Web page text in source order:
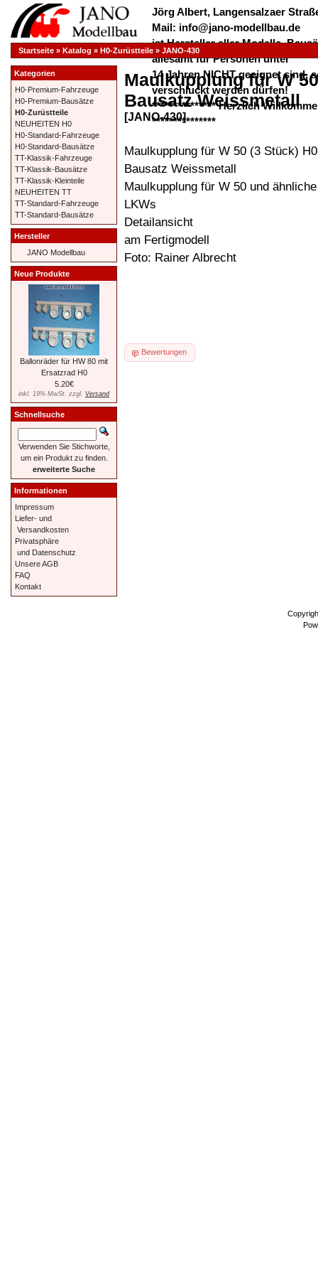
Jörg Albert, Langensalzaer
Mail: info@jano-modellbau.de
ist Hersteller aller Modelle,
allesamt für Personen unter
14 Jahren NICHT geeignet sind,
verschluckt werden dürfen!
*************** Herzlich
***************
Startseite » Katalog » H0-Zurüstteile » JANO-430
Maulkupplung für W
Bausatz Weissmetall
[JANO-430]
Maulkupplung für W 50 (3 Stück) H0
Bausatz Weissmetall
Maulkupplung für W 50 und ähnliche
LKWs
Detailansicht
am Fertigmodell
Foto: Rainer Albrecht
Bewertungen
Kategorien
H0-Premium-Fahrzeuge
H0-Premium-Bausätze
H0-Zurüstteile
NEUHEITEN H0
H0-Standard-Fahrzeuge
H0-Standard-Bausätze
TT-Klassik-Fahrzeuge
TT-Klassik-Bausätze
TT-Klassik-Kleinteile
NEUHEITEN TT
TT-Standard-Fahrzeuge
TT-Standard-Bausätze
Hersteller
JANO Modellbau
Neue Produkte
Ballonräder für HW 80 mit
Ersatzrad H0
5.20€
inkl. 19% MwSt. zzgl. Versand
Schnellsuche
Verwenden Sie Stichworte,
um ein Produkt zu finden.
erweiterte Suche
Informationen
Impressum
Liefer- und
Versandkosten
Privatsphäre
und Datenschutz
Unsere AGB
FAQ
Kontakt